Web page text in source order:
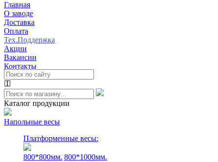
Главная
О заводе
Доставка
Оплата
Тех.Поддержка
Акции
Вакансии
Контакты
Каталог продукции
Напольные весы
Платформенные весы:
800*800мм. 800*1000мм.